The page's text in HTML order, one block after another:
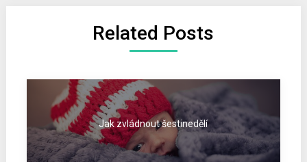
Related Posts
Jak zvládnout šestinedělí